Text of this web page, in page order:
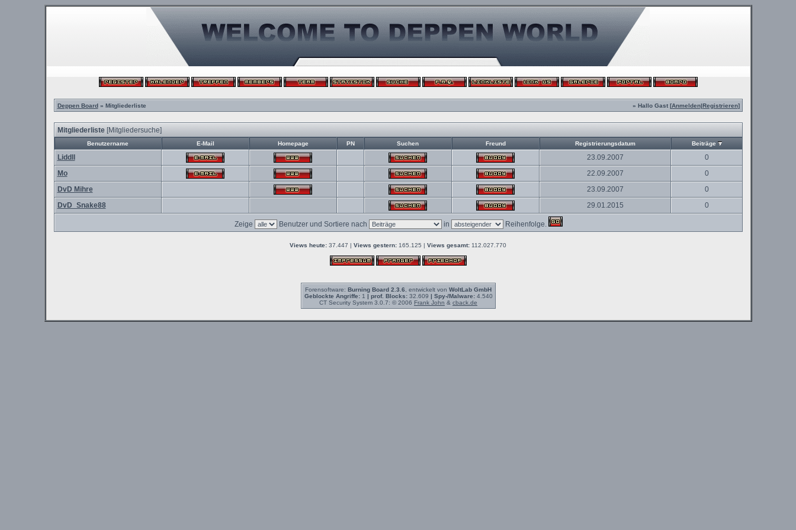
Deppen Board» Mitgliederliste » Hallo Gast [Anmelden|Registrieren]
Mitgliederliste[Mitgliedersuche]
Benutzername E-Mail Homepage PN Suchen Freund Registrierungsdatum Beiträge
Liddll 23.09.2007
0
Mo
22.09.2007
0
DvD Mihre
23.09.2007
0
DvD_Snake88
29.01.2015 0
Zeige Benutzer und Sortiere nach in Reihenfolge.
Views heute: 37.447 | Views gestern: 165.125 | Views gesamt: 112.027.770
Forensoftware: Burning Board 2.3.6 , entwickelt von WoltLab GmbH
Geblockte Angriffe:1 | prof. Blocks:32.609 | Spy-/Malware:4.540
CT Security System 3.0.7: © 2006 Frank John & cback.de